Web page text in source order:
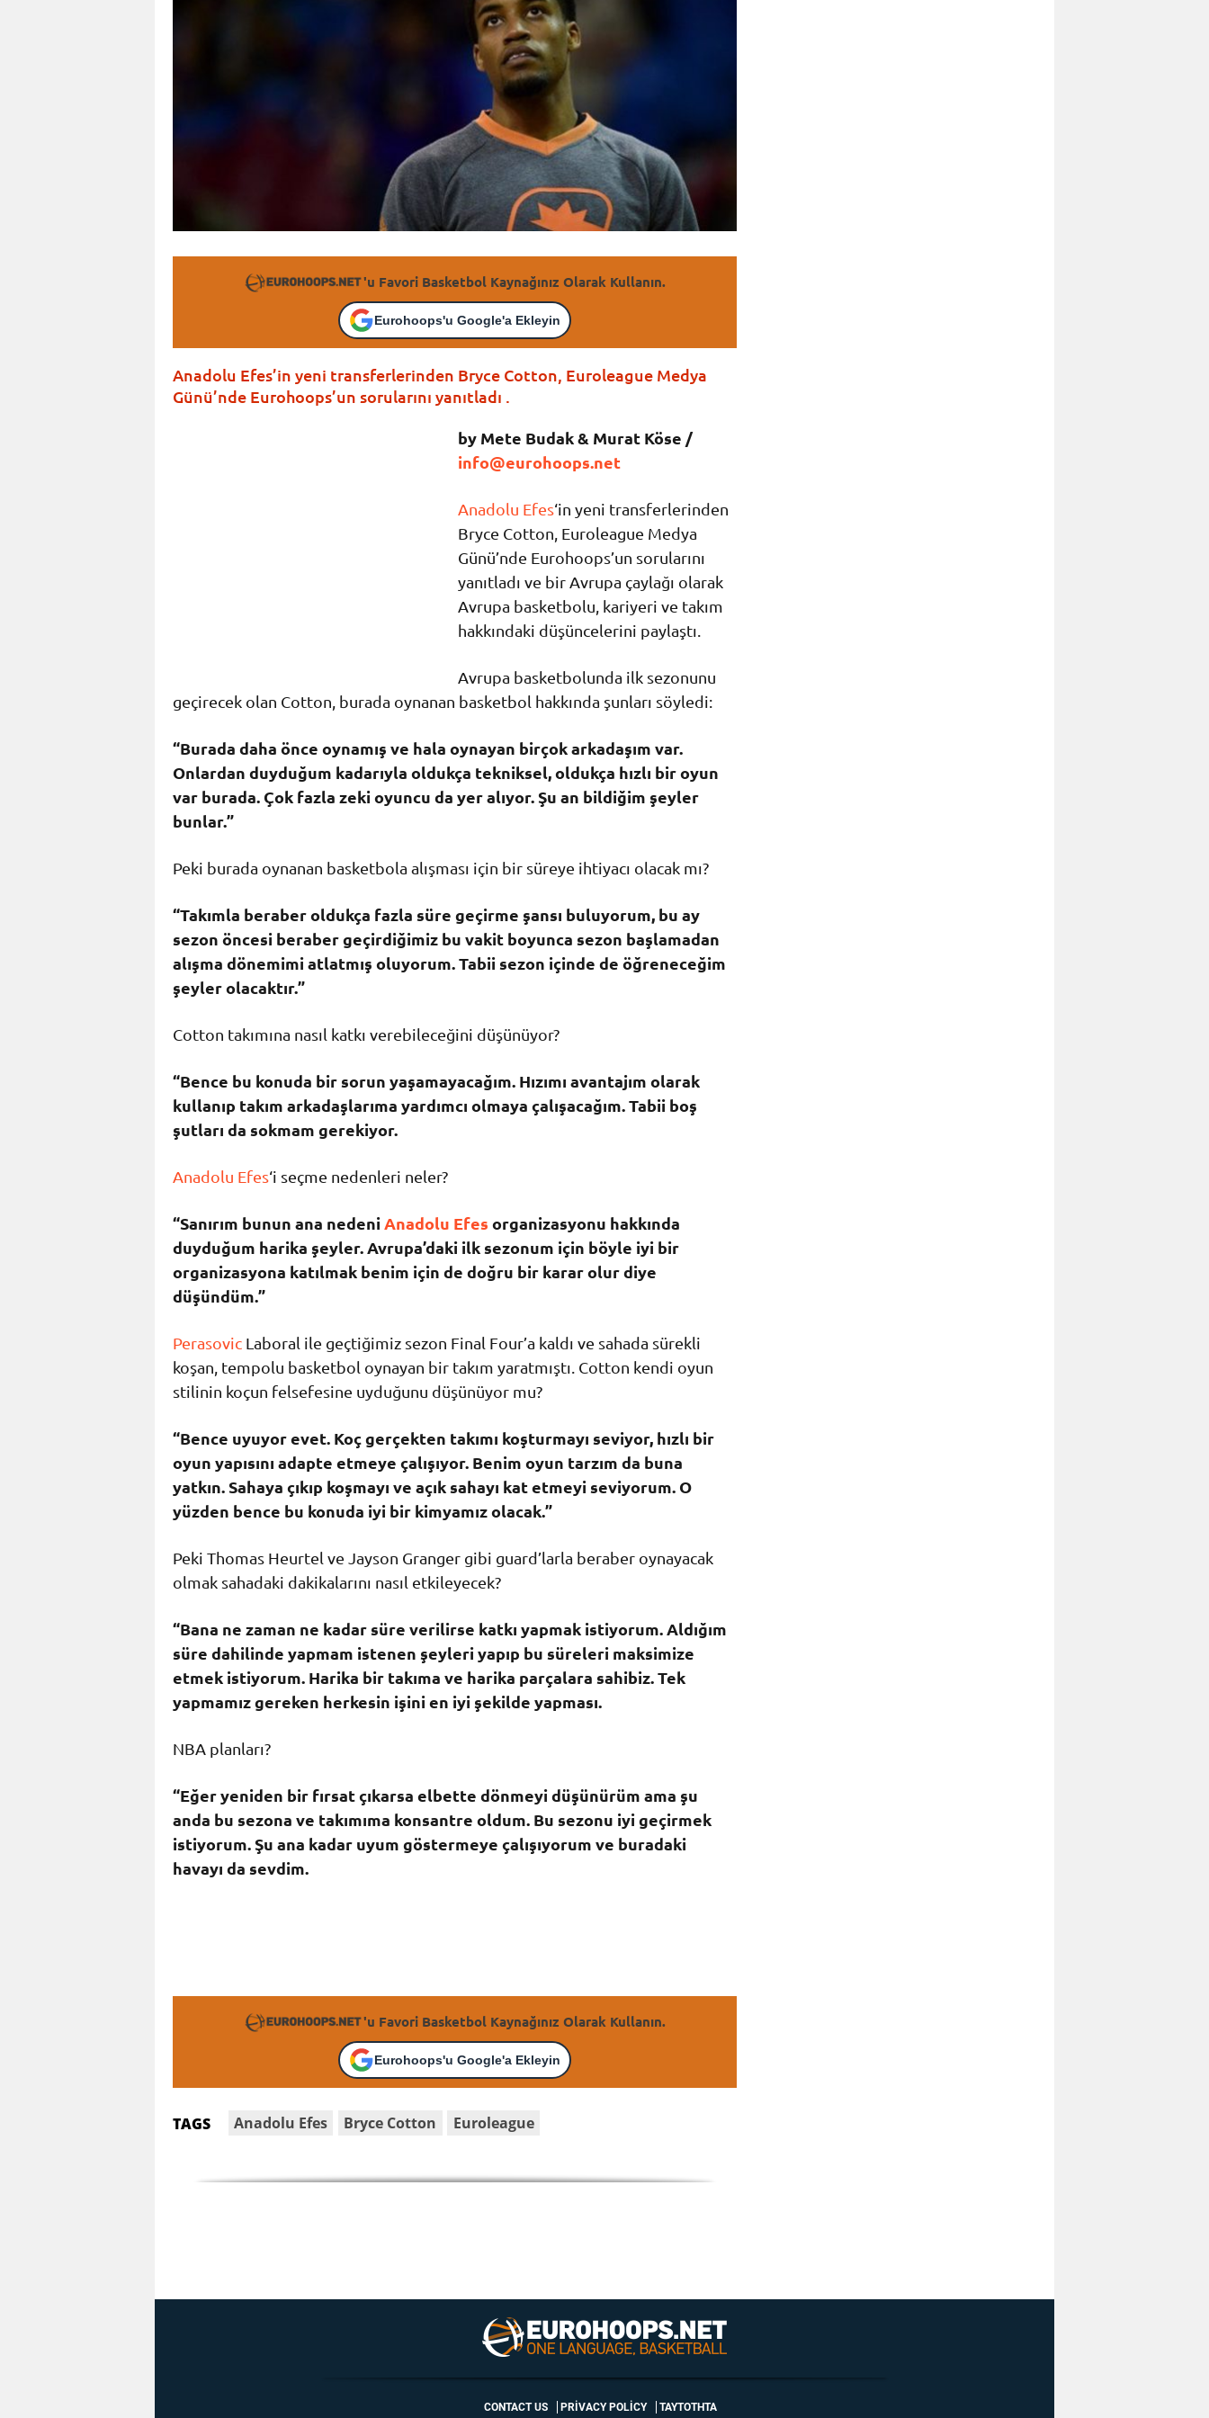
'u Favori Basketbol Kaynağınız Olarak Kullanın.
Eurohoops'u Google'a Ekleyin
Anadolu Efes’in yeni transferlerinden Bryce Cotton, Euroleague Medya
Günü’nde Eurohoops’un sorularını yanıtladı .
by Mete Budak & Murat Köse /
info@eurohoops.net
Anadolu Efes‘in yeni transferlerinden
Bryce Cotton, Euroleague Medya
Günü’nde Eurohoops’un sorularını
yanıtladı ve bir Avrupa çaylağı olarak
Avrupa basketbolu, kariyeri ve takım
hakkındaki düşüncelerini paylaştı.
Avrupa basketbolunda ilk sezonunu
geçirecek olan Cotton, burada oynanan basketbol hakkında şunları söyledi:
“Burada daha önce oynamış ve hala oynayan birçok arkadaşım var.
Onlardan duyduğum kadarıyla oldukça tekniksel, oldukça hızlı bir oyun
var burada. Çok fazla zeki oyuncu da yer alıyor. Şu an bildiğim şeyler
bunlar.”
Peki burada oynanan basketbola alışması için bir süreye ihtiyacı olacak mı?
“Takımla beraber oldukça fazla süre geçirme şansı buluyorum, bu ay
sezon öncesi beraber geçirdiğimiz bu vakit boyunca sezon başlamadan
alışma dönemimi atlatmış oluyorum. Tabii sezon içinde de öğreneceğim
şeyler olacaktır.”
Cotton takımına nasıl katkı verebileceğini düşünüyor?
“Bence bu konuda bir sorun yaşamayacağım. Hızımı avantajım olarak
kullanıp takım arkadaşlarıma yardımcı olmaya çalışacağım. Tabii boş
şutları da sokmam gerekiyor.
Anadolu Efes‘i seçme nedenleri neler?
“Sanırım bunun ana nedeniAnadolu Efes organizasyonu hakkında
duyduğum harika şeyler. Avrupa’daki ilk sezonum için böyle iyi bir
organizasyona katılmak benim için de doğru bir karar olur diye
düşündüm.”
Perasovic Laboral ile geçtiğimiz sezon Final Four’a kaldı ve sahada sürekli
koşan, tempolu basketbol oynayan bir takım yaratmıştı. Cotton kendi oyun
stilinin koçun felsefesine uyduğunu düşünüyor mu?
“Bence uyuyor evet. Koç gerçekten takımı koşturmayı seviyor, hızlı bir
oyun yapısını adapte etmeye çalışıyor. Benim oyun tarzım da buna
yatkın. Sahaya çıkıp koşmayı ve açık sahayı kat etmeyi seviyorum. O
yüzden bence bu konuda iyi bir kimyamız olacak.”
Peki Thomas Heurtel ve Jayson Granger gibi guard’larla beraber oynayacak
olmak sahadaki dakikalarını nasıl etkileyecek?
“Bana ne zaman ne kadar süre verilirse katkı yapmak istiyorum. Aldığım
süre dahilinde yapmam istenen şeyleri yapıp bu süreleri maksimize
etmek istiyorum. Harika bir takıma ve harika parçalara sahibiz. Tek
yapmamız gereken herkesin işini en iyi şekilde yapması.
NBA planları?
“Eğer yeniden bir fırsat çıkarsa elbette dönmeyi düşünürüm ama şu
anda bu sezona ve takımıma konsantre oldum. Bu sezonu iyi geçirmek
istiyorum. Şu ana kadar uyum göstermeye çalışıyorum ve buradaki
havayı da sevdim.
'u Favori Basketbol Kaynağınız Olarak Kullanın.
Eurohoops'u Google'a Ekleyin
TAGS Anadolu Efes Bryce Cotton Euroleague
CONTACT US PRIVACY POLICY ΤΑΥΤΟΤΗΤΑ